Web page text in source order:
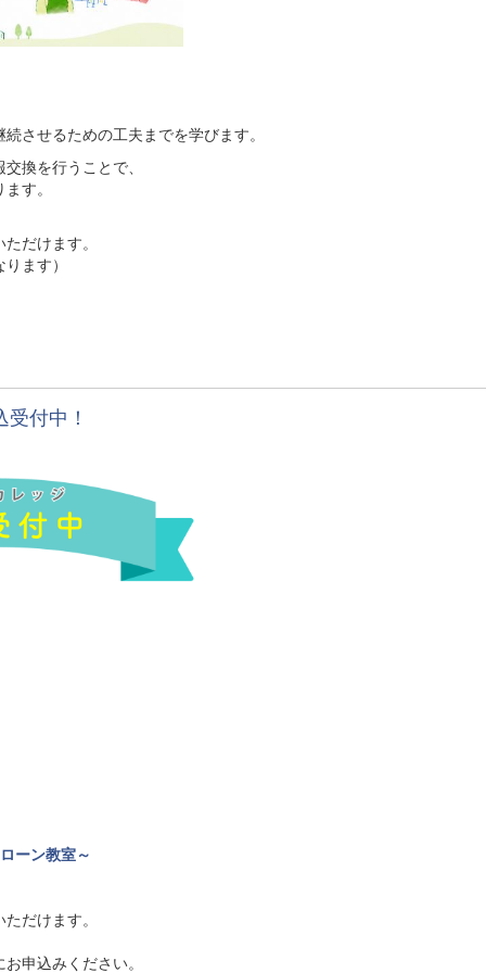
させるための工夫までを学びます。
換を行うことで、
す。
だけます。
ます）
付中！
ーン教室～
だけます。
申込みください。